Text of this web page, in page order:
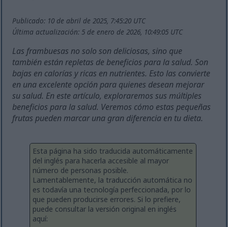
Publicado: 10 de abril de 2025, 7:45:20 UTC
Última actualización: 5 de enero de 2026, 10:49:05 UTC
Las frambuesas no solo son deliciosas, sino que
también están repletas de beneficios para la salud. Son
bajas en calorías y ricas en nutrientes. Esto las convierte
en una excelente opción para quienes desean mejorar
su salud. En este artículo, exploraremos sus múltiples
beneficios para la salud. Veremos cómo estas pequeñas
frutas pueden marcar una gran diferencia en tu dieta.
Esta página ha sido traducida automáticamente
del inglés para hacerla accesible al mayor
número de personas posible.
Lamentablemente, la traducción automática no
es todavía una tecnología perfeccionada, por lo
que pueden producirse errores. Si lo prefiere,
puede consultar la versión original en inglés
aquí: